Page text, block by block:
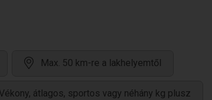
Max. 50 km-re a lakhelyemtől
Vékony, átlagos, sportos vagy néhány kg plusz